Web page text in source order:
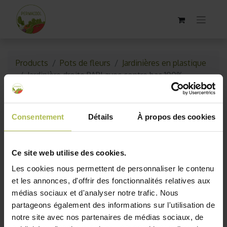
Consentement Détails À propos des cookies
Ce site web utilise des cookies.
Les cookies nous permettent de personnaliser le contenu
et les annonces, d'offrir des fonctionnalités relatives aux
médias sociaux et d'analyser notre trafic. Nous
partageons également des informations sur l'utilisation de
notre site avec nos partenaires de médias sociaux, de
Products Pots de fleurs
Jardinières en plastique
Jardinière droite PAPI avec contre bac 100%
recyclable